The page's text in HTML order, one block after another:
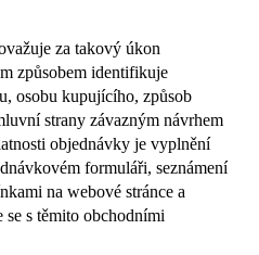
za takový úkon
způsobem identifikuje
osobu kupujícího, způsob
strany závazným návrhem
objednávky je vyplnění
formuláři, seznámení
na webové stránce a
s těmito obchodními